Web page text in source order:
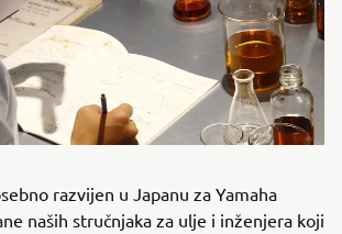
razvijen u Japanu za Yamaha
naših stručnjaka za ulje i inženjera koji